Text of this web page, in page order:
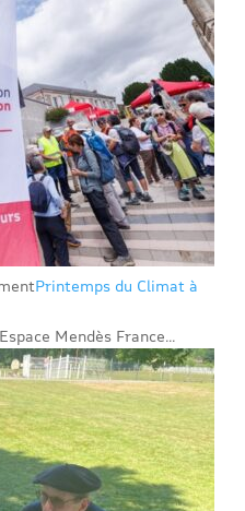
Printemps du Climat à
Mendès France...